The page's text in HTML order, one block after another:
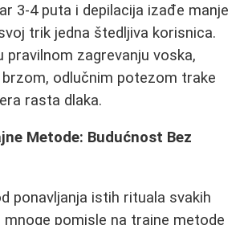
3-4 puta i depilacija izađe manje
trik jedna štedljiva korisnica.
pravilnom zagrevanju voska,
odlučnim potezom trake
rasta dlaka.
Metode: Budućnost Bez
ponavljanja istih rituala svakih
mnoge pomisle na trajne metode